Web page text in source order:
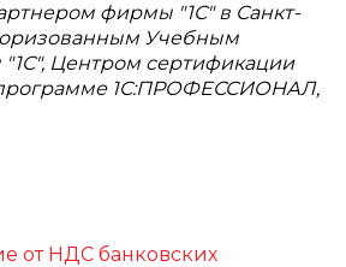
фирмы "1С" в Санкт-
Учебным
Центром сертификации
программе 1С:ПРОФЕССИОНАЛ,
от НДС банковских